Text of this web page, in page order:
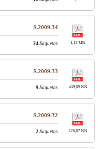
S.2009.34
1,12 MB
24 Saquetas
S.2009.33
439,89 KB
9 Saquetas
S.2009.32
125,87 KB
2 Saquetas